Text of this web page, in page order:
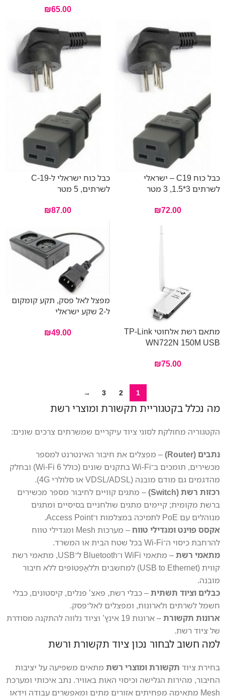
₪65.00
כבל כוח C19 – ישראלי
לשרתים 3*1.5, 3 מטר
₪72.00
כבל כוח ישראלי ל-C-19
לשרתים, 5 מטר
₪87.00
מתאם רשת אלחוטי TP-Link
WN722N 150M USB
₪75.00
מפצל לאל פסק, תקע קומקום
ל-2 שקע ישראלי
₪49.00
1
2
3
→
מה נכלל בקטגוריית תקשורת ומוצרי רשת
הקטגוריה מחולקת לסוגי ציוד עיקריים שמשרתים צרכים שונים:
נתבים (Router)
– מפצלים את חיבור האינטרנט למספר
מכשירים, תומכים ב־Wi‑Fi בתקנים שונים (כולל Wi‑Fi 6) ובחלק
מהדגמים גם מודם מובנה (VDSL/ADSL או סלולרי 4G).
רכזות רשת (Switch)
– מתגים קוויים לחיבור מספר מכשירים
ברשת מקומית; קיימים מתגים שולחניים בסיסיים ומתגים
מנוהלים עם PoE לתמיכה במצלמות ו־Access Point.
אקסס פוינט ומגדילי טווח
– מערכות Mesh ומגדילי טווח
להרחבת כיסוי ה־Wi‑Fi בכל שטח הבית או המשרד.
מתאמי רשת
– מתאמי WiFi ו־Bluetooth ל־USB, מתאמי רשת
קווית (USB to Ethernet) למחשבים וללאַפְטוֹפּים ללא חיבור
מובנה.
כבלים וציוד תשתית– כבלי רשת, פאצ’ פנלים, קיסטונים, כבלי
חשמל לשרתים ולארונות, ומפצלים לאל־פסק.
ארונות תקשורת
– ארונות 19 אינץ’ וציוד נלווה להתקנה מסודרת
של ציוד רשת.
למה חשוב לבחור נכון ציוד תקשורת ורשת
בחירת ציוד תקשורת ומוצרי רשת מתאים משפיעה על יציבות
החיבור, מהירות הגלישה וכיסוי האות באוויר. נתב איכותי ומערכת
Mesh מתאימה מפחיתים אזורים מתים ומאפשרים עבודה וידאו